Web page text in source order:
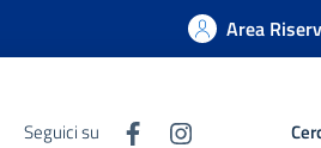
Area
Seguici su